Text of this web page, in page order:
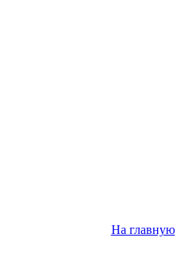
На главную